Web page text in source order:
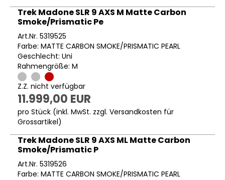
Trek Madone SLR 9 AXS M Matte Carbon
Smoke/Prismatic Pe
Art.Nr. 5319525
Farbe: MATTE CARBON SMOKE/PRISMATIC PEARL
Geschlecht: Uni
Rahmengröße: M
Z.Z. nicht verfügbar
11.999,00 EUR
pro Stück (inkl. MwSt. zzgl. Versandkosten für
Grossartikel)
Trek Madone SLR 9 AXS ML Matte Carbon
Smoke/Prismatic P
Art.Nr. 5319526
Farbe: MATTE CARBON SMOKE/PRISMATIC PEARL